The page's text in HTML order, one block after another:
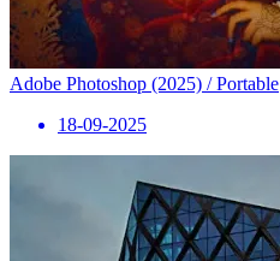
Adobe Photoshop (2025) / Portable
18-09-2025